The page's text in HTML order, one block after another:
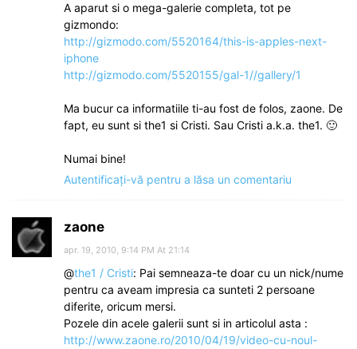
A aparut si o mega-galerie completa, tot pe
gizmondo:
http://gizmodo.com/5520164/this-is-apples-next-
iphone
http://gizmodo.com/5520155/gal-1//gallery/1
Ma bucur ca informatiile ti-au fost de folos, zaone. De
fapt, eu sunt si the1 si Cristi. Sau Cristi a.k.a. the1. 🙂
Numai bine!
Autentificați-vă pentru a lăsa un comentariu
zaone
apr. 19, 2010, 9:14 PM At 21:14
@the1 / Cristi: Pai semneaza-te doar cu un nick/nume
pentru ca aveam impresia ca sunteti 2 persoane
diferite, oricum mersi.
Pozele din acele galerii sunt si in articolul asta :
http://www.zaone.ro/2010/04/19/video-cu-noul-